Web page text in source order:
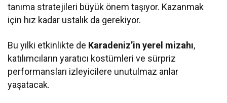
tanıma stratejileri büyük önem taşıyor. Kazanmak
için hız kadar ustalık da gerekiyor.
Bu yılki etkinlikte de Karadeniz’in yerel mizahı,
katılımcıların yaratıcı kostümleri ve sürpriz
performansları izleyicilere unutulmaz anlar
yaşatacak.